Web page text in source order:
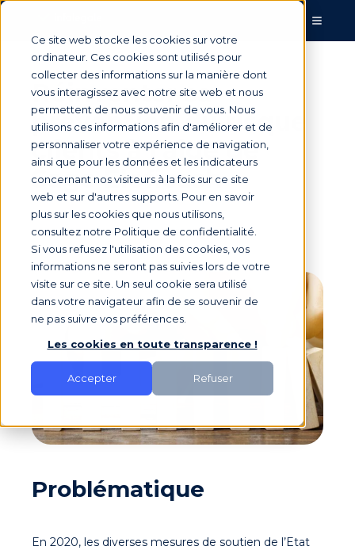
Ce site web stocke les cookies sur votre
ordinateur. Ces cookies sont utilisés pour
collecter des informations sur la manière dont
vous interagissez avec notre site web et nous
permettent de nous souvenir de vous. Nous
utilisons ces informations afin d'améliorer et de
personnaliser votre expérience de navigation,
ainsi que pour les données et les indicateurs
concernant nos visiteurs à la fois sur ce site
web et sur d'autres supports. Pour en savoir
plus sur les cookies que nous utilisons,
consultez notre Politique de confidentialité.
Si vous refusez l'utilisation des cookies, vos
informations ne seront pas suivies lors de votre
visite sur ce site. Un seul cookie sera utilisé
dans votre navigateur afin de se souvenir de
ne pas suivre vos préférences.
Les cookies en toute transparence !
Accepter Refuser
Réinventer sa
prévention du risque
clients à l’aide de
Sage Eloficash
ParMarie Saunierle 6 janv. 2021, 10:30:00
Problématique
En 2020, les diverses mesures de soutien de l’Etat